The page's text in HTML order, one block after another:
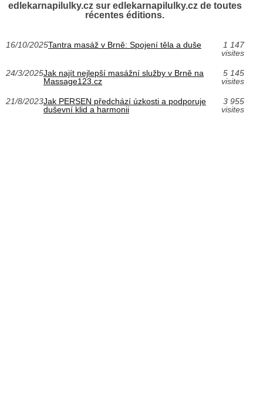
edlekarnapilulky.cz sur edlekarnapilulky.cz de toutes
récentes éditions.
16/10/2025Tantra masáž v Brně: Spojení těla a duše
1 147
visites
24/3/2025Jak najít nejlepší masážní služby v Brně na
Massage123.cz
5 145
visites
21/8/2023Jak PERSEN předchází úzkosti a podporuje
duševní klid a harmonii
3 955
visites